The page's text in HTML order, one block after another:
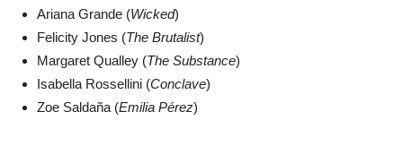
Ariana Grande (Wicked)
Felicity Jones (The Brutalist)
Margaret Qualley (The Substance)
Isabella Rossellini (Conclave)
Zoe Saldaña (Emilia Pérez)